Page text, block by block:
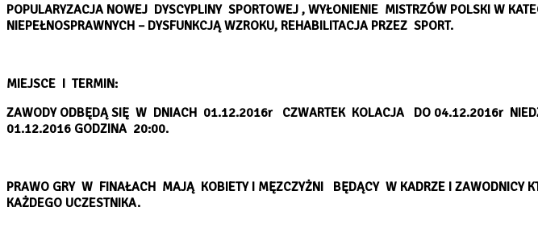
POPULARYZACJA NOWEJ DYSCYPLINY SPORTOWEJ , WYŁONIENIE MISTRZÓW POLSKI W
NIEPEŁNOSPRAWNYCH – DYSFUNKCJĄ WZROKU, REHABILITACJA PRZEZ SPORT.
MIEJSCE I TERMIN:
ZAWODY ODBĘDĄ SIĘ W DNIACH 01.12.2016r CZWARTEK KOLACJA DO 04.12.2016r
01.12.2016 GODZINA 20:00.
PRAWO GRYW FINAŁACH MAJĄ KOBIETY I MĘZCZYŻNI BĘDĄCY W KADRZE I ZAWODNICY
KAŻDEGO UCZESTNIKA.